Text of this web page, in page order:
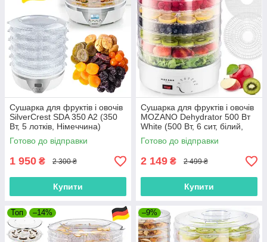
Сушарка для фруктів і овочів
SilverCrest SDA 350 A2 (350
Вт, 5 лотків, Німеччина)
Готово до відправки
1 950 ₴ 2 300 ₴
Купити
Сушарка для фруктів і овочів
MOZANO Dehydrator 500 Вт
White (500 Вт, 6 сит, білий,
Польща)
Готово до відправки
2 149 ₴ 2 499 ₴
Купити
Топ –14% –9%